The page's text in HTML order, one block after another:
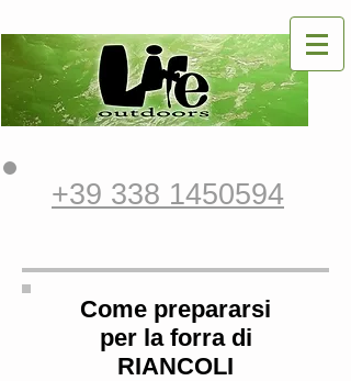
+39 338 1450594
Come prepararsi
per la forra di
RIANCOLI